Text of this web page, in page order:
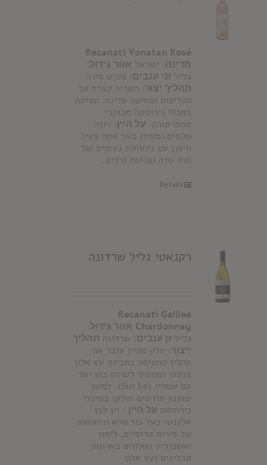
Recanati Yonatan Rosé
מדינה: ישראל אזור גידול:
גליל זני ענבים: פטיט סירה
תהליך יצור: השריה קצרה על
הקליפות וסחיטה עדינה. תסיסה
במכלי נירוסטה מבוקרי
טמפרטורה. על היין: רוזה
מקסים ומעודן בעל אופי צעיר
ורענן עם ניחוחות נעימים של
תות שדה ופריחת ורדים.
Details
רקנאטי גליל שרדונה
Recanati Galilee
Chardonnay אזור גידול:
גליל זן ענבים: שרדונה תהליך
ייצור: חלק מהיין עובר את
תהליך התסיסה בחביות עץ אלון
צרפתי וממשיך לשהות בהן יחד
עם שמריו (Sur lie), למשך
שמונה חודשים וחלקו במיכלי
נירוסטה על היין : יין לבן
אלגנטי בעל גוף מלא וניחוחות
של פירות טרופיים, לימון
ואשכולית המלווים בארומת
תבלינים ועץ אלון